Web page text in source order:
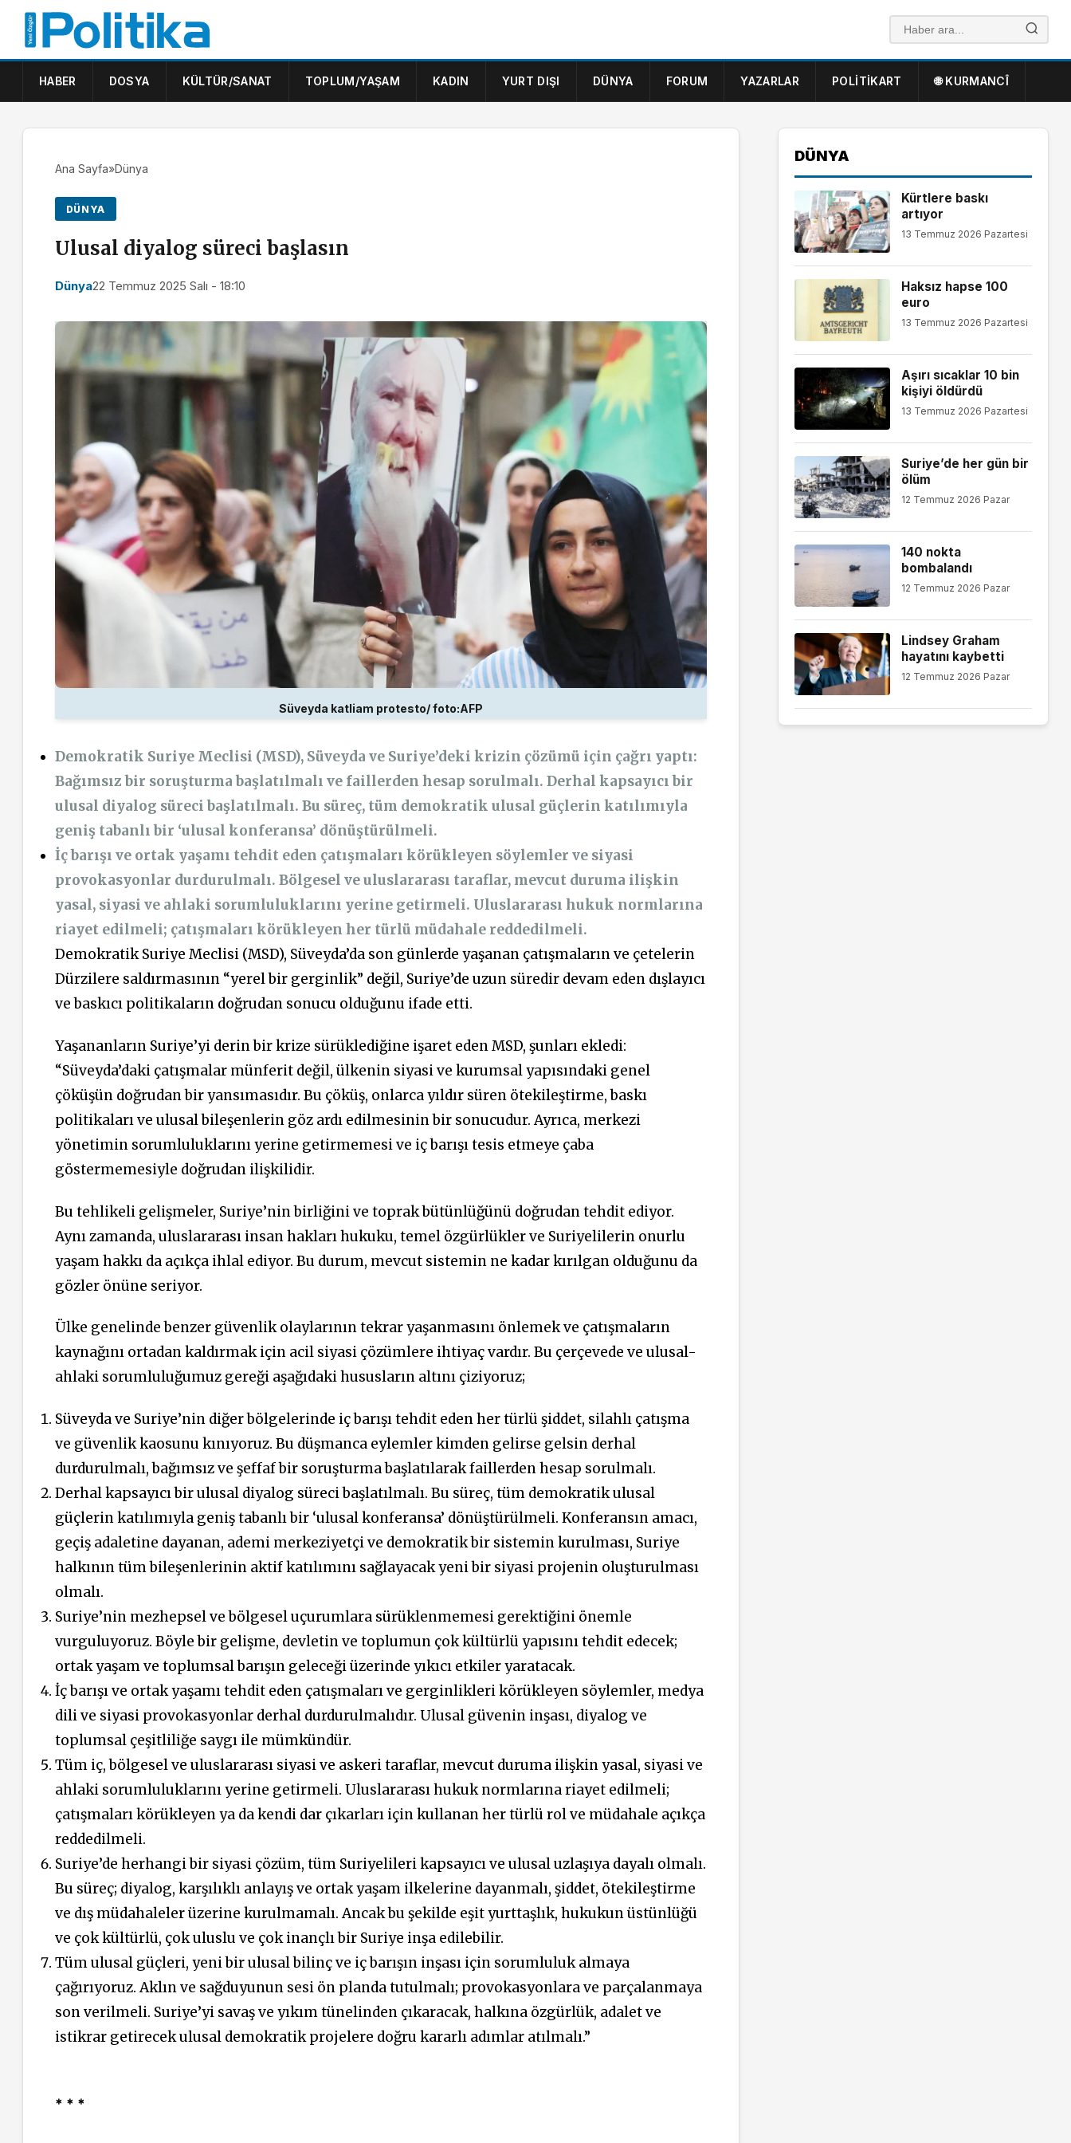
HABER DOSYA KÜLTÜR/SANAT TOPLUM/YAŞAM KADIN YURT DIŞI DÜNYA FORUM YAZARLAR POLITIKART 🌐 KURMANCÎ
Ana Sayfa»Dünya
DÜNYA
Ulusal diyalog süreci başlasın
Dünya22 Temmuz 2025 Salı - 18:10
Süveyda katliam protesto/ foto:AFP
Demokratik Suriye Meclisi (MSD), Süveyda ve Suriye’deki krizin çözümü için çağrı yaptı:
Bağımsız bir soruşturma başlatılmalı ve faillerden hesap sorulmalı. Derhal kapsayıcı bir
ulusal diyalog süreci başlatılmalı. Bu süreç, tüm demokratik ulusal güçlerin katılımıyla
geniş tabanlı bir ‘ulusal konferansa’ dönüştürülmeli.
İç barışı ve ortak yaşamı tehdit eden çatışmaları körükleyen söylemler ve siyasi
provokasyonlar durdurulmalı. Bölgesel ve uluslararası taraflar, mevcut duruma ilişkin
yasal, siyasi ve ahlaki sorumluluklarını yerine getirmeli. Uluslararası hukuk normlarına
riayet edilmeli; çatışmaları körükleyen her türlü müdahale reddedilmeli.
Demokratik Suriye Meclisi (MSD), Süveyda’da son günlerde yaşanan çatışmaların ve çetelerin
Dürzilere saldırmasının “yerel bir gerginlik” değil, Suriye’de uzun süredir devam eden dışlayıcı
ve baskıcı politikaların doğrudan sonucu olduğunu ifade etti.
Yaşananların Suriye’yi derin bir krize sürüklediğine işaret eden MSD, şunları ekledi:
“Süveyda’daki çatışmalar münferit değil, ülkenin siyasi ve kurumsal yapısındaki genel
çöküşün doğrudan bir yansımasıdır. Bu çöküş, onlarca yıldır süren ötekileştirme, baskı
politikaları ve ulusal bileşenlerin göz ardı edilmesinin bir sonucudur. Ayrıca, merkezi
yönetimin sorumluluklarını yerine getirmemesi ve iç barışı tesis etmeye çaba
göstermemesiyle doğrudan ilişkilidir.
Bu tehlikeli gelişmeler, Suriye’nin birliğini ve toprak bütünlüğünü doğrudan tehdit ediyor.
Aynı zamanda, uluslararası insan hakları hukuku, temel özgürlükler ve Suriyelilerin onurlu
yaşam hakkı da açıkça ihlal ediyor. Bu durum, mevcut sistemin ne kadar kırılgan olduğunu da
gözler önüne seriyor.
Ülke genelinde benzer güvenlik olaylarının tekrar yaşanmasını önlemek ve çatışmaların
kaynağını ortadan kaldırmak için acil siyasi çözümlere ihtiyaç vardır. Bu çerçevede ve ulusal-
ahlaki sorumluluğumuz gereği aşağıdaki hususların altını çiziyoruz;
Süveyda ve Suriye’nin diğer bölgelerinde iç barışı tehdit eden her türlü şiddet, silahlı çatışma
ve güvenlik kaosunu kınıyoruz. Bu düşmanca eylemler kimden gelirse gelsin derhal
durdurulmalı, bağımsız ve şeffaf bir soruşturma başlatılarak faillerden hesap sorulmalı.
Derhal kapsayıcı bir ulusal diyalog süreci başlatılmalı. Bu süreç, tüm demokratik ulusal
güçlerin katılımıyla geniş tabanlı bir ‘ulusal konferansa’ dönüştürülmeli. Konferansın amacı,
geçiş adaletine dayanan, ademi merkeziyetçi ve demokratik bir sistemin kurulması, Suriye
halkının tüm bileşenlerinin aktif katılımını sağlayacak yeni bir siyasi projenin oluşturulması
olmalı.
Suriye’nin mezhepsel ve bölgesel uçurumlara sürüklenmemesi gerektiğini önemle
vurguluyoruz. Böyle bir gelişme, devletin ve toplumun çok kültürlü yapısını tehdit edecek;
ortak yaşam ve toplumsal barışın geleceği üzerinde yıkıcı etkiler yaratacak.
İç barışı ve ortak yaşamı tehdit eden çatışmaları ve gerginlikleri körükleyen söylemler, medya
dili ve siyasi provokasyonlar derhal durdurulmalıdır. Ulusal güvenin inşası, diyalog ve
toplumsal çeşitliliğe saygı ile mümkündür.
Tüm iç, bölgesel ve uluslararası siyasi ve askeri taraflar, mevcut duruma ilişkin yasal, siyasi ve
ahlaki sorumluluklarını yerine getirmeli. Uluslararası hukuk normlarına riayet edilmeli;
çatışmaları körükleyen ya da kendi dar çıkarları için kullanan her türlü rol ve müdahale açıkça
reddedilmeli.
Suriye’de herhangi bir siyasi çözüm, tüm Suriyelileri kapsayıcı ve ulusal uzlaşıya dayalı olmalı.
Bu süreç; diyalog, karşılıklı anlayış ve ortak yaşam ilkelerine dayanmalı, şiddet, ötekileştirme
ve dış müdahaleler üzerine kurulmamalı. Ancak bu şekilde eşit yurttaşlık, hukukun üstünlüğü
ve çok kültürlü, çok uluslu ve çok inançlı bir Suriye inşa edilebilir.
Tüm ulusal güçleri, yeni bir ulusal bilinç ve iç barışın inşası için sorumluluk almaya
çağırıyoruz. Aklın ve sağduyunun sesi ön planda tutulmalı; provokasyonlara ve parçalanmaya
son verilmeli. Suriye’yi savaş ve yıkım tünelinden çıkaracak, halkına özgürlük, adalet ve
istikrar getirecek ulusal demokratik projelere doğru kararlı adımlar atılmalı.”
* * *
DÜNYA
Kürtlere baskı
artıyor
13 Temmuz 2026 Pazartesi
Haksız hapse 100
euro
13 Temmuz 2026 Pazartesi
Aşırı sıcaklar 10 bin
kişiyi öldürdü
13 Temmuz 2026 Pazartesi
Suriye’de her gün bir
ölüm
12 Temmuz 2026 Pazar
140 nokta
bombalandı
12 Temmuz 2026 Pazar
Lindsey Graham
hayatını kaybetti
12 Temmuz 2026 Pazar